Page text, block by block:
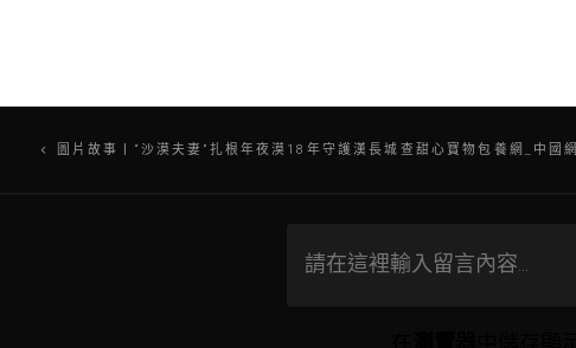
文
圖片故事丨“沙漠夫妻”扎根年夜漠18年守護漢長城查甜心寶物包養網_中國網